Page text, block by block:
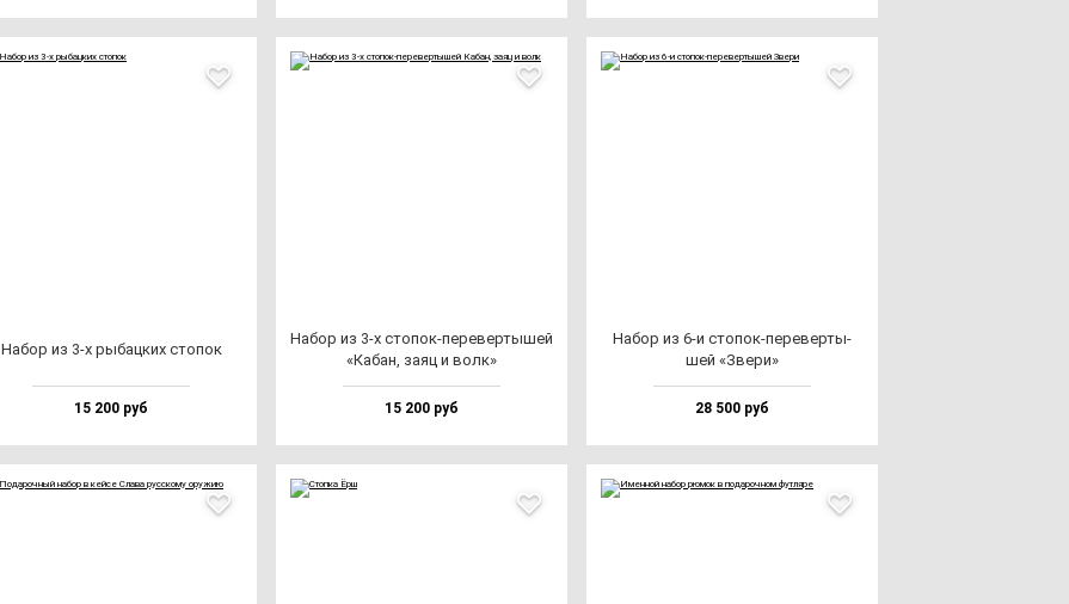
Набор из 3-х ры­бац­ких сто­пок
15 200 руб
Набор из 3-х сто­пок-пе­ре­вер­ты­шей
«Кабан, за­яц и волк»
15 200 руб
Набор из 6-и сто­пок-пе­ре­вер­ты­
шей «Зве­ри»
28 500 руб